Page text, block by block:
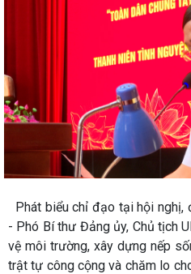
Phát biểu chỉ đạo tại hội nghị,
- Phó Bí thư Đảng ủy, Chủ tịch
vệ môi trường, xây dựng nếp
trật tự công cộng và chăm lo